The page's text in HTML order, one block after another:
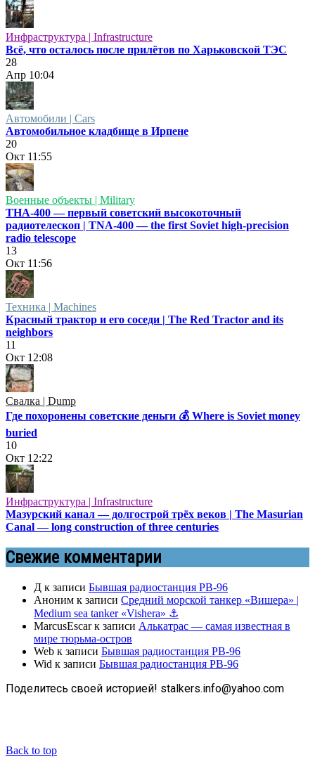
Инфраструктура | Infrastructure
Всё, что осталось после прилётов по Харьковской ТЭС
28
Апр 10:04
Автомобили | Cars
Автомобильное кладбище в Ирпене
20
Окт 11:55
Военные объекты | Military
ТНА-400 — первый советский высокоточный
радиотелескоп | TNA-400 — the first Soviet high-precision
radio telescope
13
Окт 11:56
Техника | Machines
Красный трактор и его соседи | The Red Tractor and its
neighbors
11
Окт 12:08
Свалка | Dump
Где похоронены советские деньги 💰 Where is Soviet money
buried
10
Окт 12:22
Инфраструктура | Infrastructure
Мазурский канал — долгострой трёх веков | The Masurian
Canal — long construction of three centuries
Свежие комментарии
Д к записи Бывшая радиостанция РВ-96
Аноним к записи Средний морской танкер «Вишера» |
Medium sea tanker «Vishera» ⚓
MarcusEscarк записи Алькатрас — самая известная в
мире тюрьма-остров
Web к записи Бывшая радиостанция РВ-96
Wid к записи Бывшая радиостанция РВ-96
Поделитесь своей историей! stalkers.info@yahoo.com
Back to top